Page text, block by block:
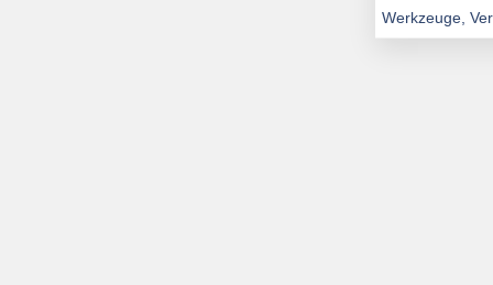
Werkzeuge,